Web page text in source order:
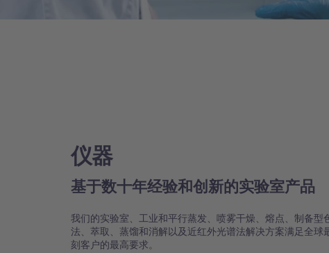
仪器
基于数十年经验和创新的实验室产品
我们的实验室、工业和平行蒸发、喷雾干燥、熔点、制备型
法、萃取、蒸馏和消解以及近红外光谱法解决方案满足全球
刻客户的最高要求。